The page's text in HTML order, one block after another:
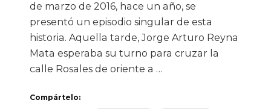
de marzo de 2016, hace un año, se
presentó un episodio singular de esta
historia. Aquella tarde, Jorge Arturo Reyna
Mata esperaba su turno para cruzar la
calle Rosales de oriente a …
Compártelo: